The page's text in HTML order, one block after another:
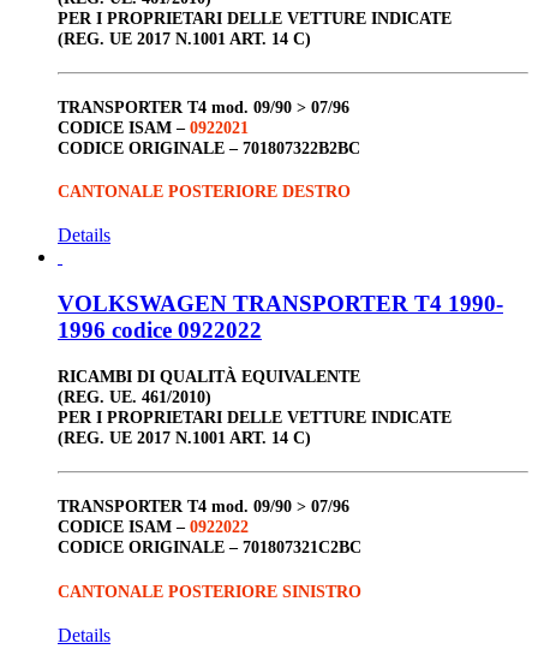
PER I PROPRIETARI DELLE VETTURE INDICATE
(REG. UE 2017 N.1001 ART. 14 C)
TRANSPORTER T4 mod. 09/90 > 07/96
CODICE ISAM – 0922021
CODICE ORIGINALE – 701807322B2BC
CANTONALE POSTERIORE DESTRO
Details
VOLKSWAGEN TRANSPORTER T4 1990-
1996 codice 0922022
RICAMBI DI QUALITÀ EQUIVALENTE
(REG. UE. 461/2010)
PER I PROPRIETARI DELLE VETTURE INDICATE
(REG. UE 2017 N.1001 ART. 14 C)
TRANSPORTER T4 mod. 09/90 > 07/96
CODICE ISAM – 0922022
CODICE ORIGINALE – 701807321C2BC
CANTONALE POSTERIORE SINISTRO
Details